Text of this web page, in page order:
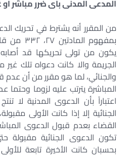
المدعى المدنی بای ضرر مباشر او
من المقرر أنه يشترط في تحريك
بمفهوم
يكون من تولى تحريكها قد
الجريمة والا كانت دعواه تلك
والجنائي، لما هو مقرر من أن
المباشرة يترتب عليه لزوما وحتما
اعتباراً بأن الدعوى المدنية لا
الجنائية إلا إذا كانت الأولى
القضاء بعدم قبول الدعوى
تكون الدعوى الجنائية مقبولة
بحسبان كانت الأخيرة تابعة